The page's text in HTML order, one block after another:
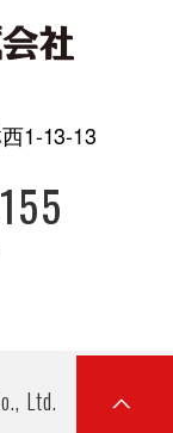
1-13-13
Ltd.